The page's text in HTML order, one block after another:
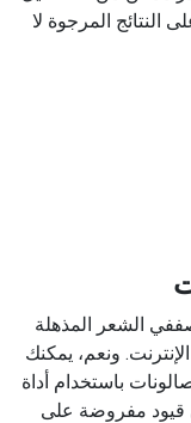
المرجوة لا
الشعر المذهلة
ونعم، يمكنك
باستخدام أداة
قيود مفروضة على